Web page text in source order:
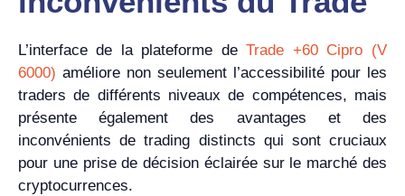
L’interface de la plateforme de Trade +60 Cipro (V
6000) améliore non seulement l’accessibilité pour les
traders de différents niveaux de compétences, mais
présente également des avantages et des
inconvénients de trading distincts qui sont cruciaux
pour une prise de décision éclairée sur le marché des
cryptocurrences.